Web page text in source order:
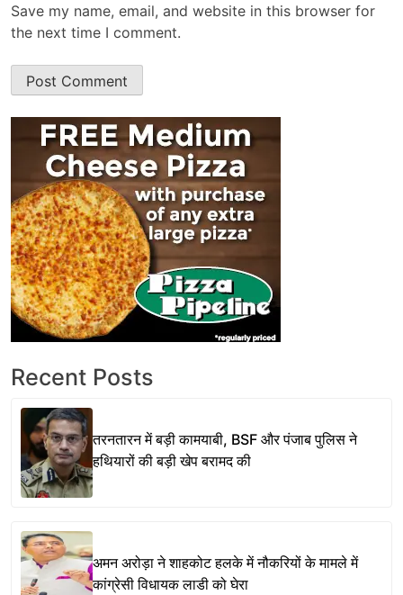
Save my name, email, and website in this browser for
the next time I comment.
Recent Posts
तरनतारन में बड़ी कामयाबी, BSF और पंजाब पुलिस ने
हथियारों की बड़ी खेप बरामद की
अमन अरोड़ा ने शाहकोट हलके में नौकरियों के मामले में
कांग्रेसी विधायक लाडी को घेरा